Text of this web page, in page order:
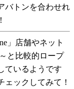
バトンを合わせれ
」店舗やネット
と比較的ロープ
ているようです
ックしてみて！